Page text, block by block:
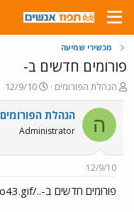
מכשירי שמיעה
פורומים חדשים ב-
פ
ו
ת
ח
ה
ו
ש
א
הנהלת הפורומים
פ
ו
ר
ם
ר
12/9/10
ה הנהלת הפורומים
Administrator
12/9/10
פורומים חדשים ב-../images/Emo43.gif